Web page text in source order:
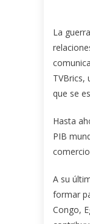
La
TVBrics,
que se
Hasta
PIB
A su
formar
Congo,